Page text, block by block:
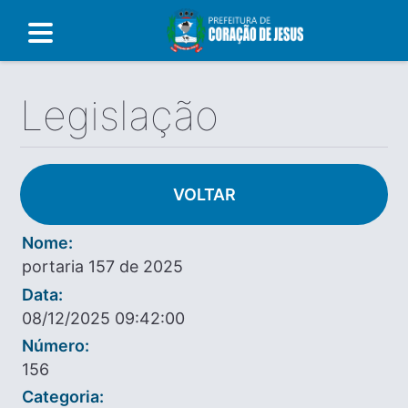
Legislação
VOLTAR
Nome:
portaria 157 de 2025
Data:
08/12/2025 09:42:00
Número:
156
Categoria: